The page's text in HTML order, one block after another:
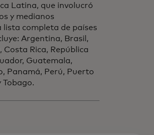
Latina, que involucró
y medianos
lista completa de países
Argentina, Brasil,
Costa Rica, República
Guatemala,
Panamá, Perú, Puerto
Tobago.